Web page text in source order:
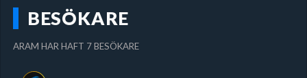
BESÖKARE
ARAM HAR HAFT 7 BESÖKARE